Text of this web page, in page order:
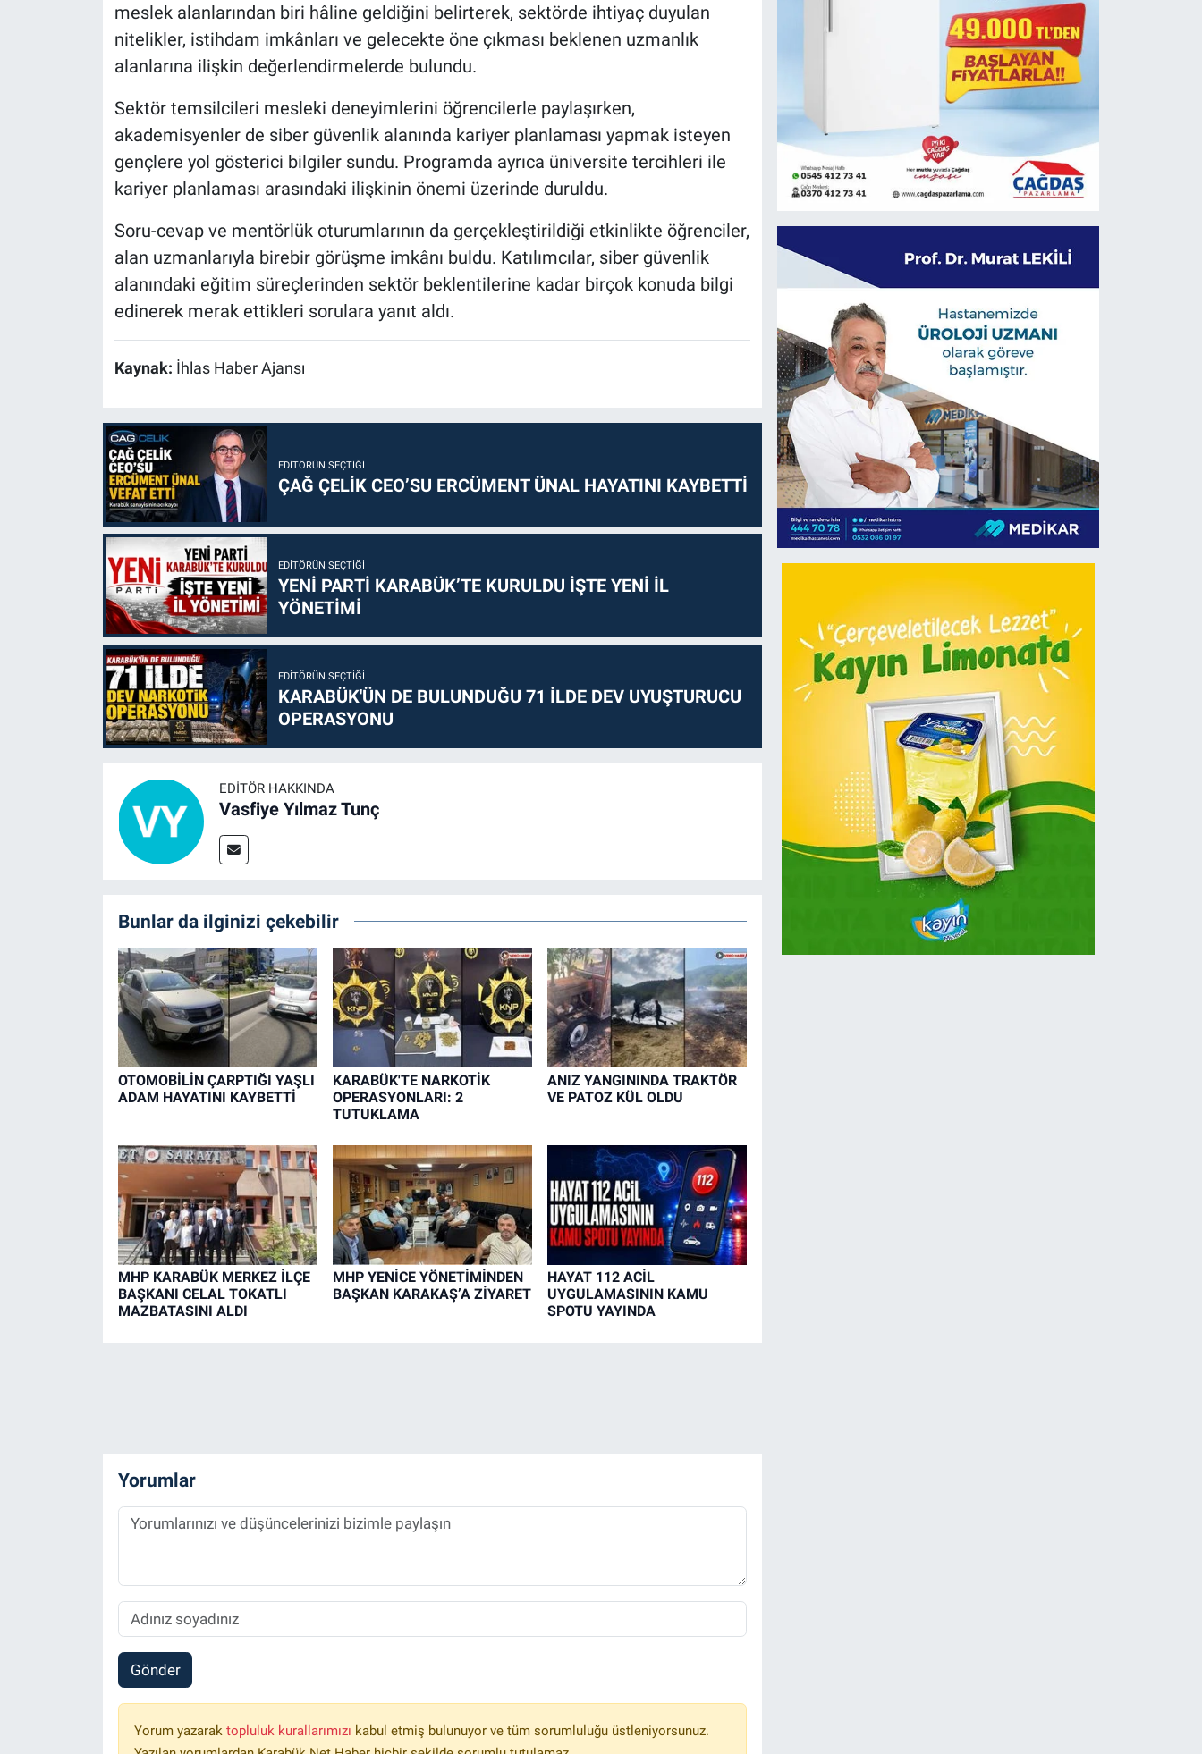
meslek alanlarından biri hâline geldiğini belirterek, sektörde ihtiyaç duyulan
nitelikler, istihdam imkânları ve gelecekte öne çıkması beklenen uzmanlık
alanlarına ilişkin değerlendirmelerde bulundu.
Sektör temsilcileri mesleki deneyimlerini öğrencilerle paylaşırken,
akademisyenler de siber güvenlik alanında kariyer planlaması yapmak isteyen
gençlere yol gösterici bilgiler sundu. Programda ayrıca üniversite tercihleri ile
kariyer planlaması arasındaki ilişkinin önemi üzerinde duruldu.
Soru-cevap ve mentörlük oturumlarının da gerçekleştirildiği etkinlikte öğrenciler,
alan uzmanlarıyla birebir görüşme imkânı buldu. Katılımcılar, siber güvenlik
alanındaki eğitim süreçlerinden sektör beklentilerine kadar birçok konuda bilgi
edinerek merak ettikleri sorulara yanıt aldı.
Kaynak: İhlas Haber Ajansı
EDITÖRÜN SEÇTIĞI
ÇAĞ ÇELİK CEO’SU ERCÜMENT ÜNAL HAYATINI KAYBETTİ
EDITÖRÜN SEÇTIĞI
YENİ PARTİ KARABÜK’TE KURULDU İŞTE YENİ İL
YÖNETİMİ
EDITÖRÜN SEÇTIĞI
KARABÜK'ÜN DE BULUNDUĞU 71 İLDE DEV UYUŞTURUCU
OPERASYONU
EDITÖR HAKKINDA
Vasfiye Yılmaz Tunç
Bunlar da ilginizi çekebilir
OTOMOBİLİN ÇARPTIĞI YAŞLI
ADAM HAYATINI KAYBETTİ
KARABÜK'TE NARKOTİK
OPERASYONLARI: 2
TUTUKLAMA
ANIZ YANGININDA TRAKTÖR
VE PATOZ KÜL OLDU
MHP KARABÜK MERKEZ İLÇE
BAŞKANI CELAL TOKATLI
MAZBATASINI ALDI
MHP YENİCE YÖNETİMİNDEN
BAŞKAN KARAKAŞ’A ZİYARET
HAYAT 112 ACİL
UYGULAMASININ KAMU
SPOTU YAYINDA
Yorumlar
Gönder
Yorum yazarak topluluk kurallarımızı kabul etmiş bulunuyor ve tüm sorumluluğu üstleniyorsunuz.